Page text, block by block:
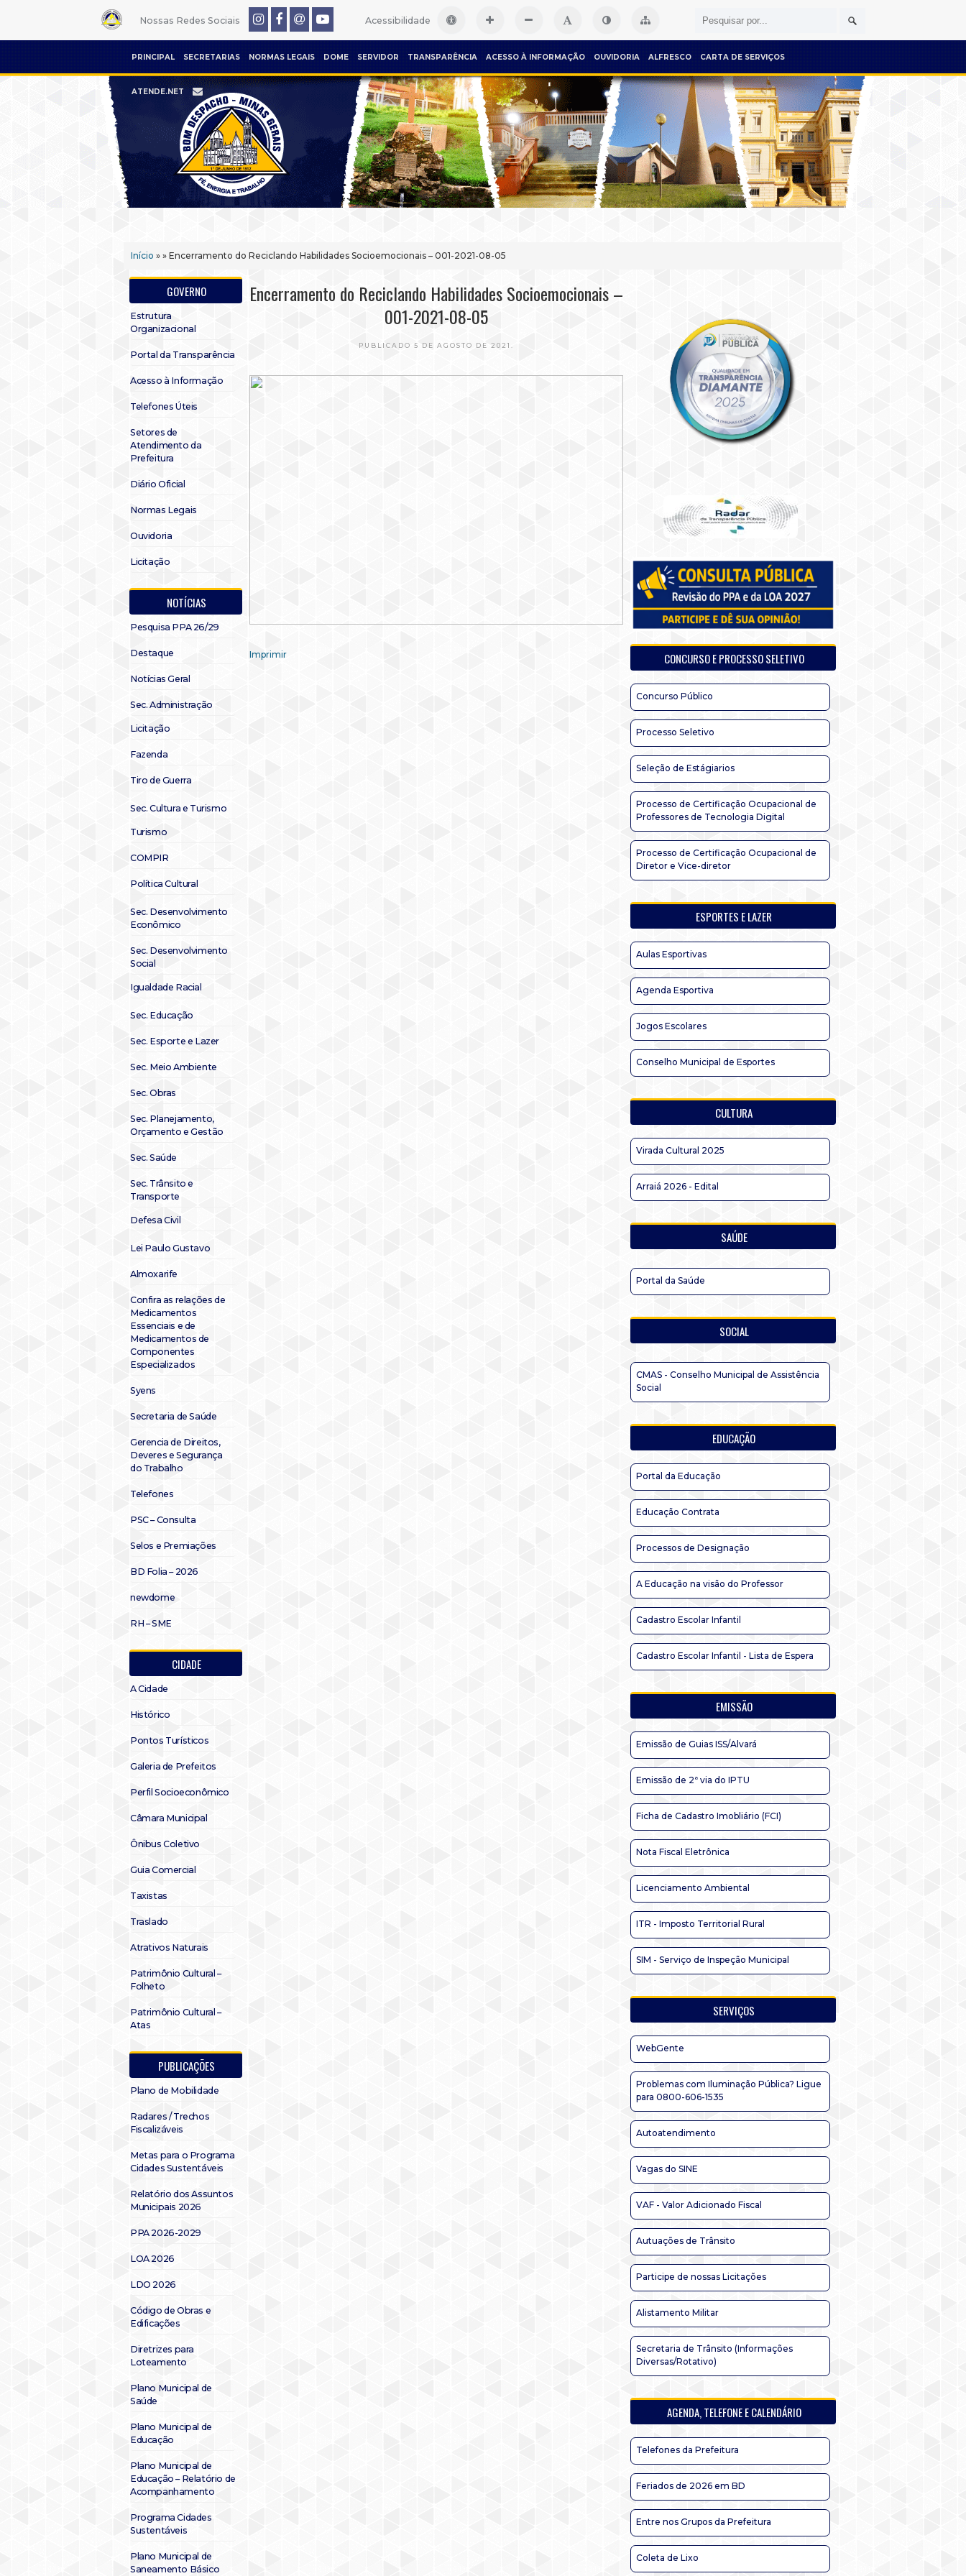
Nossas Redes Sociais Acessibilidade
PRINCIPAL SECRETARIAS NORMAS LEGAIS DOME SERVIDOR TRANSPARÊNCIA ACESSO À INFORMAÇÃO OUVIDORIA ALFRESCO CARTA DE SERVIÇOS
ATENDE.NET
Início » » Encerramento do Reciclando Habilidades Socioemocionais – 001-2021-08-05
GOVERNO
Estrutura
Organizacional
Portal da Transparência
Acesso à Informação
Telefones Úteis
Setores de
Atendimento da
Prefeitura
Diário Oficial
Normas Legais
Ouvidoria
Licitação
NOTÍCIAS
Pesquisa PPA 26/29
Destaque
Notícias Geral
Sec. Administração
Licitação
Fazenda
Tiro de Guerra
Sec. Cultura e Turismo
Turismo
COMPIR
Política Cultural
Sec. Desenvolvimento
Econômico
Sec. Desenvolvimento
Social
Igualdade Racial
Sec. Educação
Sec. Esporte e Lazer
Sec. Meio Ambiente
Sec. Obras
Sec. Planejamento,
Orçamento e Gestão
Sec. Saúde
Sec. Trânsito e
Transporte
Defesa Civil
Lei Paulo Gustavo
Almoxarife
Confira as relações de
Medicamentos
Essenciais e de
Medicamentos de
Componentes
Especializados
Syens
Secretaria de Saúde
Gerencia de Direitos,
Deveres e Segurança
do Trabalho
Telefones
PSC – Consulta
Selos e Premiações
BD Folia – 2026
newdome
RH – SME
CIDADE
A Cidade
Histórico
Pontos Turísticos
Galeria de Prefeitos
Perfil Socioeconômico
Câmara Municipal
Ônibus Coletivo
Guia Comercial
Taxistas
Traslado
Atrativos Naturais
Patrimônio Cultural –
Folheto
Patrimônio Cultural –
Atas
PUBLICAÇÕES
Plano de Mobilidade
Radares / Trechos
Fiscalizáveis
Metas para o Programa
Cidades Sustentáveis
Relatório dos Assuntos
Municipais 2026
PPA 2026-2029
LOA 2026
LDO 2026
Código de Obras e
Edificações
Diretrizes para
Loteamento
Plano Municipal de
Saúde
Plano Municipal de
Educação
Plano Municipal de
Educação – Relatório de
Acompanhamento
Programa Cidades
Sustentáveis
Plano Municipal de
Saneamento Básico
Encerramento do Reciclando Habilidades Socioemocionais –
001-2021-08-05
PUBLICADO 5 DE AGOSTO DE 2021.
Imprimir CONCURSO E PROCESSO SELETIVO
Concurso Público
Processo Seletivo
Seleção de Estágiarios
Processo de Certificação Ocupacional de
Professores de Tecnologia Digital
Processo de Certificação Ocupacional de
Diretor e Vice-diretor
ESPORTES E LAZER
Aulas Esportivas
Agenda Esportiva
Jogos Escolares
Conselho Municipal de Esportes
CULTURA
Virada Cultural 2025
Arraiá 2026 - Edital
SAÚDE
Portal da Saúde
SOCIAL
CMAS - Conselho Municipal de Assistência
Social
EDUCAÇÃO
Portal da Educação
Educação Contrata
Processos de Designação
A Educação na visão do Professor
Cadastro Escolar Infantil
Cadastro Escolar Infantil - Lista de Espera
EMISSÃO
Emissão de Guias ISS/Alvará
Emissão de 2ª via do IPTU
Ficha de Cadastro Imobliário (FCI)
Nota Fiscal Eletrônica
Licenciamento Ambiental
ITR - Imposto Territorial Rural
SIM - Serviço de Inspeção Municipal
SERVIÇOS
WebGente
Problemas com Iluminação Pública? Ligue
para 0800-606-1535
Autoatendimento
Vagas do SINE
VAF - Valor Adicionado Fiscal
Autuações de Trânsito
Participe de nossas Licitações
Alistamento Militar
Secretaria de Trânsito (Informações
Diversas/Rotativo)
AGENDA, TELEFONE E CALENDÁRIO
Telefones da Prefeitura
Feriados de 2026 em BD
Entre nos Grupos da Prefeitura
Coleta de Lixo